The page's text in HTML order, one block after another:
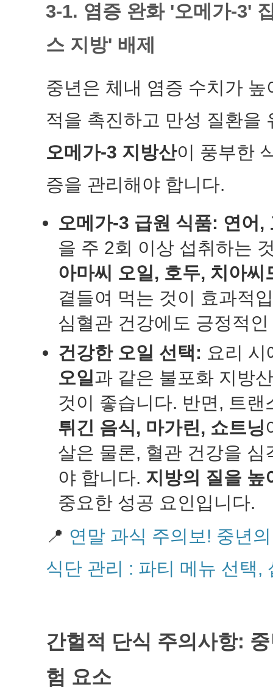
3-1. 염증 완화 '오메가-3'
스 지방' 배제
중년은 체내 염증 수치가
적을 촉진하고 만성 질환을
오메가-3 지방산이 풍부한
증을 관리해야 합니다.
오메가-3 급원 식품: 연어,
을 주 2회 이상 섭취하는
아마씨 오일, 호두, 치아씨
곁들여 먹는 것이 효과적
심혈관 건강에도 긍정적
건강한 오일 선택: 요리
오일 과 같은 불포화 지방
것이 좋습니다. 반면, 트
튀긴 음식, 마가린, 쇼트닝
살은 물론, 혈관 건강을
야 합니다. 지방의 질을 높
중요한 성공 요인입니다.
📍 연말 과식 주의보! 중년
식단 관리 : 파티 메뉴 선택,
간헐적 단식 주의사항:
험 요소